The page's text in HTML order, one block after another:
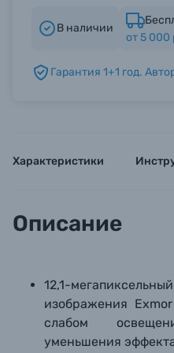
Б/У фототехника
В наличии
от 5 000
Гарантия 1+1 год.
Характеристики
Описание
12,1-
изображения
слабом
уменьшения